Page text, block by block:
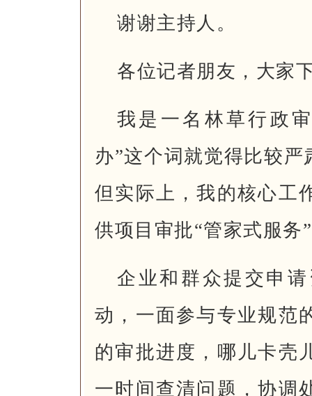
谢谢主持人。
各位记者朋友，大家
我是一名林草行政
办”这个词就觉得比较
但实际上，我的核心工
供项目审批“管家式服务
企业和群众提交申
动，一面参与专业规范
的审批进度，哪儿卡壳
一时间查清问题，协调